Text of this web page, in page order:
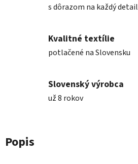
s dôrazom na každý detail
Kvalitné textílie
potlačené na Slovensku
Slovenský výrobca
už 8 rokov
Popis